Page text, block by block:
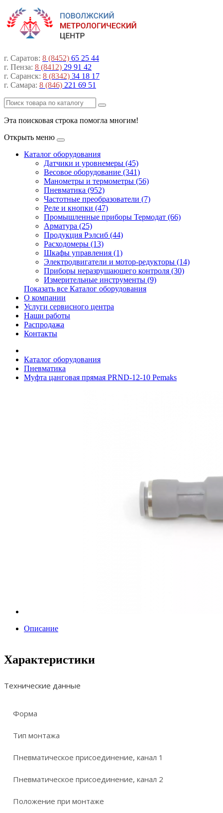
г. Саратов: 8 (8452) 65 25 44
г. Пенза: 8 (8412) 29 91 42
г. Саранск: 8 (8342) 34 18 17
г. Самара: 8 (846) 221 69 51
Эта поисковая строка помогла многим!
Открыть меню
Каталог оборудования
Датчики и уровнемеры (45)
Весовое оборудование (341)
Манометры и термометры (56)
Пневматика (952)
Частотные преобразователи (7)
Реле и кнопки (47)
Промышленные приборы Термодат (66)
Арматура (25)
Продукция Рэлсиб (44)
Расходомеры (13)
Шкафы управления (1)
Электродвигатели и мотор-редукторы (14)
Приборы неразрушающего контроля (30)
Измерительные инструменты (9)
Показать все Каталог оборудования
О компании
Услуги сервисного центра
Наши работы
Распродажа
Контакты
Каталог оборудования
Пневматика
Муфта цанговая прямая PRND-12-10 Pemaks
Описание
Характеристики
Технические данные
Форма
Тип монтажа
Пневматическое присоединение, канал 1
Пневматическое присоединение, канал 2
Положение при монтаже